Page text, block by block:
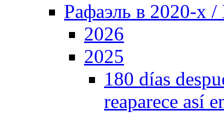
Рафаэль в 2020-х /
2026
2025
180 días
reaparece así